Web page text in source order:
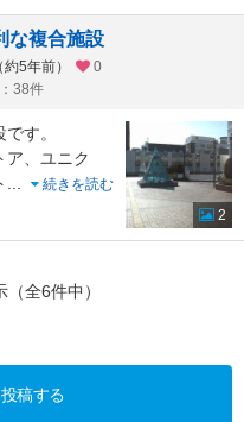
な複合施設
5年前）
0
38件
す。
ア、ユニク
...
続きを読む
2
全6件中）
稿する